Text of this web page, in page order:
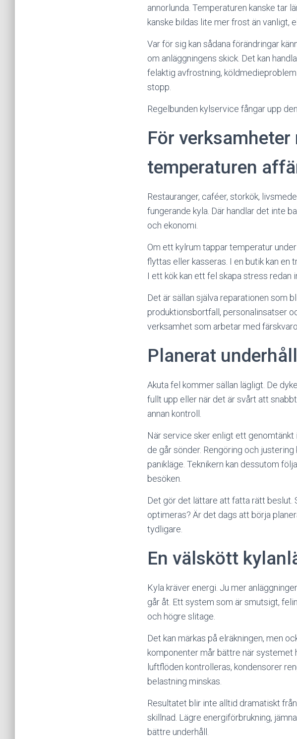
annorlunda. Temperaturen kanske tar
kanske bildas lite mer frost än vanligt,
Var för sig kan sådana förändringar
om anläggningens skick. Det kan
felaktig avfrostning,
stopp.
Regelbunden kylservice fångar upp
För
temperaturen
Restauranger, caféer, storkök,
fungerande kyla. Där handlar det inte
och ekonomi.
Om ett kylrum tappar temperatur
flyttas eller kasseras. I en butik kan en
I ett kök kan ett fel skapa stress redan
Det är sällan själva reparationen som
produktionsbortfall, personalinsatser
verksamhet som arbetar med
Planerat
Akuta fel kommer sällan lägligt. De
fullt upp eller när det är svårt att
annan kontroll.
När service sker enligt ett genomtänkt
de går sönder. Rengöring och
panikläge. Teknikern kan dessutom
besöken.
Det gör det lättare att fatta rätt beslut.
optimeras? Är det dags att börja
tydligare.
En välskött
Kyla kräver energi. Ju mer
går åt. Ett system som är smutsigt,
och högre slitage.
Det kan märkas på elräkningen, men
komponenter mår bättre när systemet
luftflöden kontrolleras, kondensorer
belastning minskas.
Resultatet blir inte alltid dramatiskt
skillnad. Lägre energiförbrukning,
bättre underhåll.